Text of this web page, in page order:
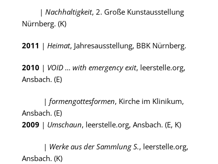
| Nachhaltigkeit, 2. Große Kunstausstellung
Nürnberg. (K)
2011 | Heimat, Jahresausstellung, BBK Nürnberg.
2010 | VOID … with emergency exit, leerstelle.org,
Ansbach. (E)
| formengottesformen, Kirche im Klinikum,
Ansbach. (E)
2009 | Umschaun, leerstelle.org, Ansbach. (E, K)
| Werke aus der Sammlung S., leerstelle.org,
Ansbach. (K)